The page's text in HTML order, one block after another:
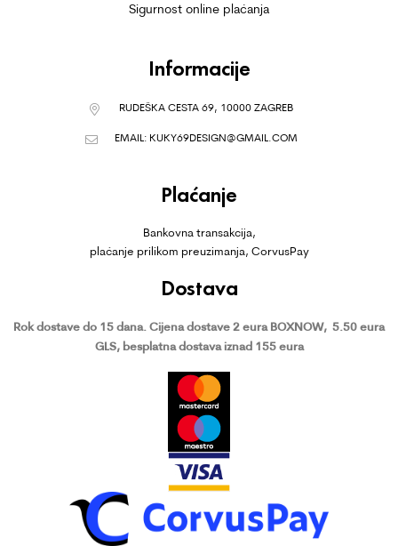
Sigurnost online plaćanja
Informacije
RUDEŠKA CESTA 69, 10000 ZAGREB
EMAIL: KUKY69DESIGN@GMAIL.COM
Plaćanje
Bankovna transakcija,
plaćanje prilikom preuzimanja, CorvusPay
Dostava
Rok dostave do 15 dana. Cijena dostave 2 eura BOXNOW, 5.50 eura
GLS, besplatna dostava iznad 155 eura